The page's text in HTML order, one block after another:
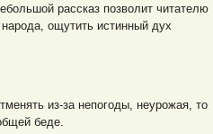
рассказ позволит читателю
народа, ощутить истинный дух
из-за непогоды, неурожая, то
беде.